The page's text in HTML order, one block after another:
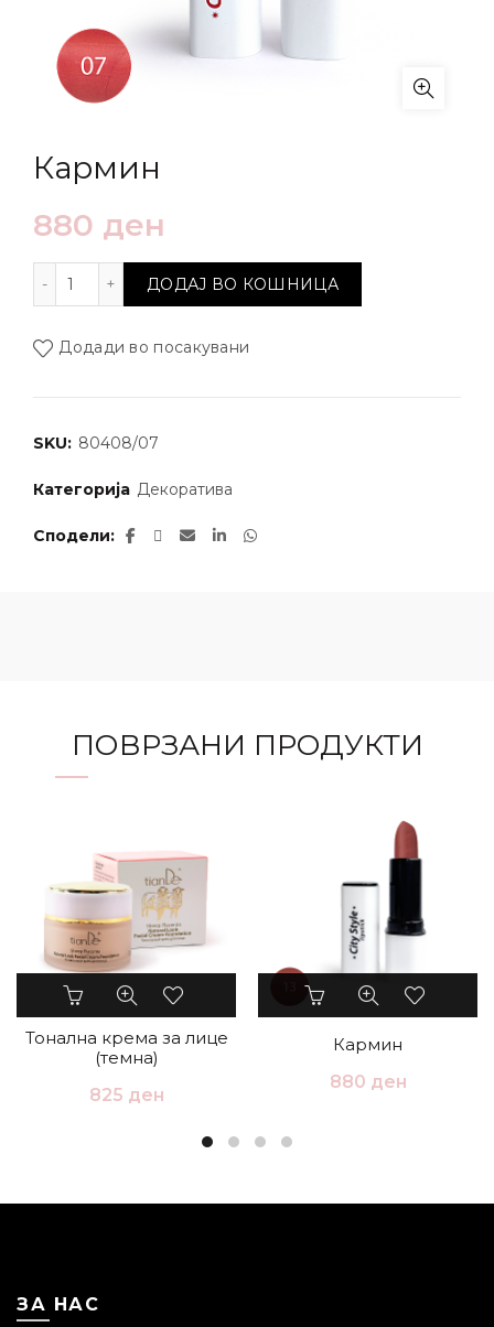
Кармин
880 ден
Кармин количина
ДОДАЈ ВО КОШНИЦА
Додади во посакувани
SKU: 80408/07
Категорија Декоратива
Сподели
ПОВРЗАНИ ПРОДУКТИ
Тонална крема за лице
(темна)
825 ден
Кармин
880 ден
ЗА НАС